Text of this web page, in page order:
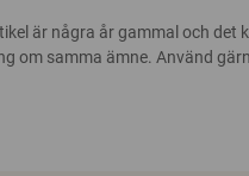
är några år gammal och det
om samma ämne. Använd